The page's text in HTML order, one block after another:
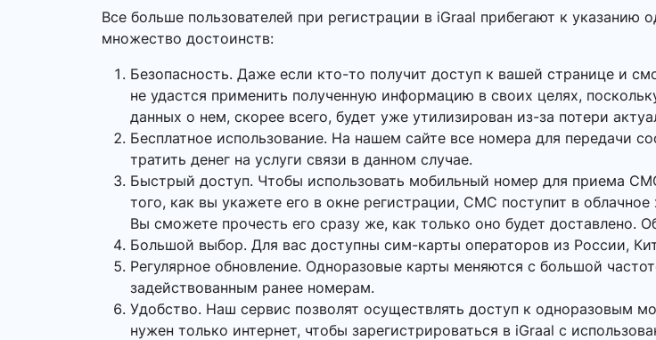
Все больше пользователей при регистрации в iGraal прибегают к
множество достоинств:
Безопасность. Даже если кто-то получит доступ к вашей странице и
не удастся применить полученную информацию в своих целях,
данных о нем, скорее всего, будет уже утилизирован из-за потери
Бесплатное использование. На нашем сайте все номера для передачи
тратить денег на услуги связи в данном случае.
Быстрый доступ. Чтобы использовать мобильный номер для приема
того, как вы укажете его в окне регистрации, СМС поступит в
Вы сможете прочесть его сразу же, как только оно будет доставлено.
Большой выбор. Для вас доступны сим-карты операторов из России,
Регулярное обновление. Одноразовые карты меняются с большой
задействованным ранее номерам.
Удобство. Наш сервис позволят осуществлять доступ к одноразовым
нужен только интернет, чтобы зарегистрироваться в iGraal с